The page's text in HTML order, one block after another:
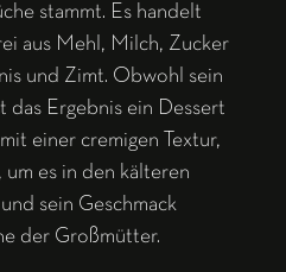
stammt. Es handelt
aus Mehl, Milch, Zucker
und Zimt. Obwohl sein
das Ergebnis ein Dessert
einer cremigen Textur,
es in den kälteren
sein Geschmack
der Großmütter.